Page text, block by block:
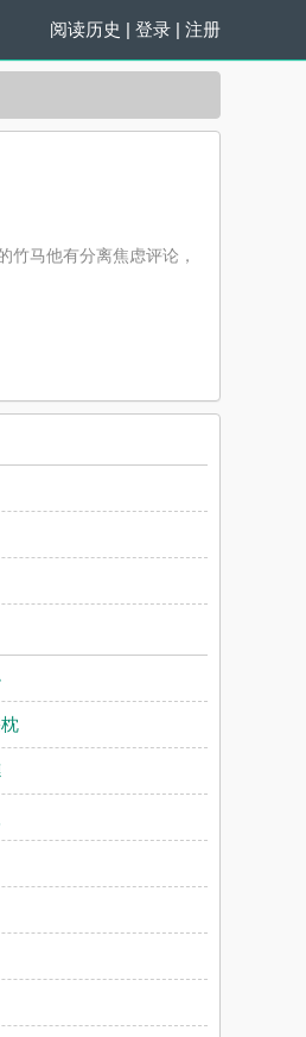
阅读历史 | 登录 | 注册
竹马他有分离焦虑评论，